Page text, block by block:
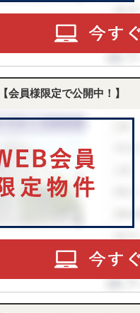
【会員様限定で公開中！】